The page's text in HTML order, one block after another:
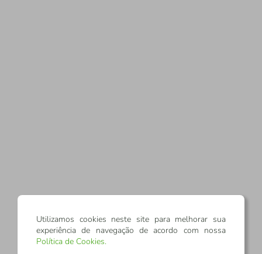
Utilizamos cookies neste site para melhorar sua
experiência de navegação de acordo com nossa
Política de Cookies.